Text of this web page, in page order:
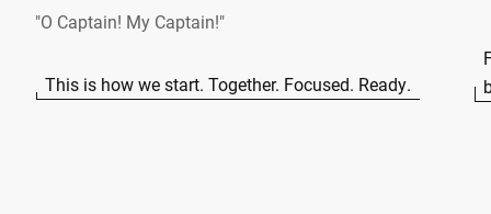
"O Captain! My Captain!"
This is how we start. Together. Focused. Ready.